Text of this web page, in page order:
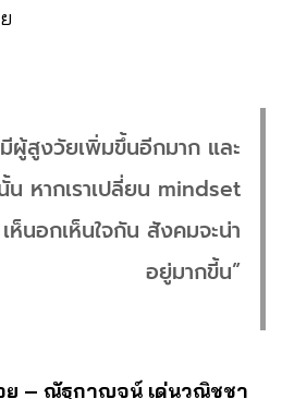
มีผู้สูงวัยเพิ่มขึ้นอีกมาก และ
น หากเราเปลี่ยน mindset
ห็นอกเห็นใจกัน สังคมจะน่า
อยู่มากขี้น”
ย – ณัฐกาญจน์ เด่นวณิชชา